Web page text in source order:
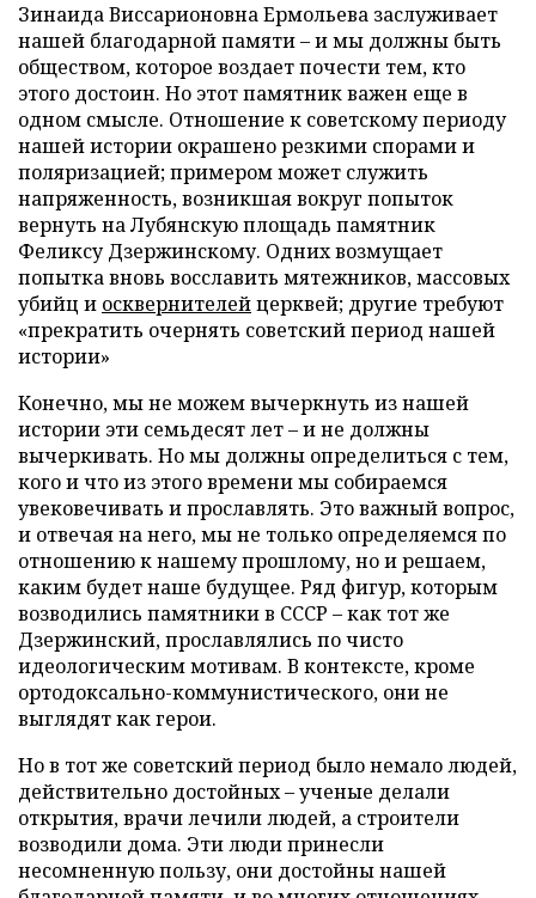
Зинаида Виссарионовна Ермольева заслуживает
нашей благодарной памяти – и мы должны быть
обществом, которое воздает почести тем, кто
этого достоин. Но этот памятник важен еще в
одном смысле. Отношение к советскому периоду
нашей истории окрашено резкими спорами и
поляризацией; примером может служить
напряженность, возникшая вокруг попыток
вернуть на Лубянскую площадь памятник
Феликсу Дзержинскому. Одних возмущает
попытка вновь восславить мятежников, массовых
убийц и осквернителейцерквей; другие требуют
«прекратить очернять советский период нашей
истории»
Конечно, мы не можем вычеркнуть из нашей
истории эти семьдесят лет – и не должны
вычеркивать. Но мы должны определиться с тем,
кого и что из этого времени мы собираемся
увековечивать и прославлять. Это важный вопрос,
и отвечая на него, мы не только определяемся по
отношению к нашему прошлому, но и решаем,
каким будет наше будущее. Ряд фигур, которым
возводились памятники в СССР – как тот же
Дзержинский, прославлялись по чисто
идеологическим мотивам. В контексте, кроме
ортодоксально-коммунистического, они не
выглядят как герои.
Но в тот же советский период было немало людей,
действительно достойных – ученые делали
открытия, врачи лечили людей, а строители
возводили дома. Эти люди принесли
несомненную пользу, они достойны нашей